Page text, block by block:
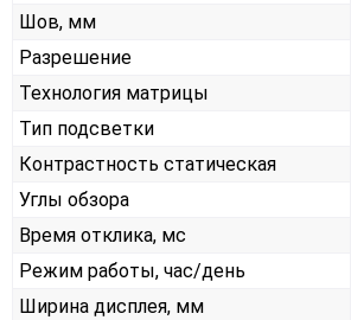
Шов, мм
Разрешение
Технология матрицы
Тип подсветки
Контрастность статическая
Углы обзора
Время отклика, мс
Режим работы, час/день
Ширина дисплея, мм